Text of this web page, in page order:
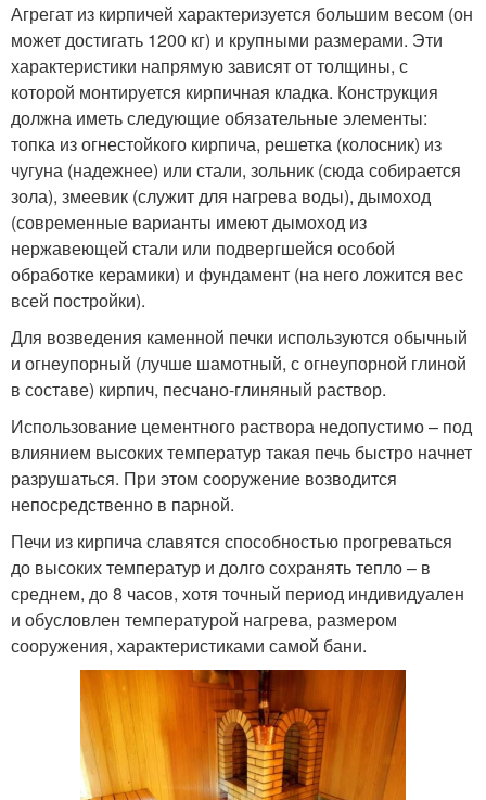
Агрегат из кирпичей характеризуется большим весом (он
может достигать 1200 кг) и крупными размерами. Эти
характеристики напрямую зависят от толщины, с
которой монтируется кирпичная кладка. Конструкция
должна иметь следующие обязательные элементы:
топка из огнестойкого кирпича, решетка (колосник) из
чугуна (надежнее) или стали, зольник (сюда собирается
зола), змеевик (служит для нагрева воды), дымоход
(современные варианты имеют дымоход из
нержавеющей стали или подвергшейся особой
обработке керамики) и фундамент (на него ложится вес
всей постройки).
Для возведения каменной печки используются обычный
и огнеупорный (лучше шамотный, с огнеупорной глиной
в составе) кирпич, песчано-глиняный раствор.
Использование цементного раствора недопустимо – под
влиянием высоких температур такая печь быстро начнет
разрушаться. При этом сооружение возводится
непосредственно в парной.
Печи из кирпича славятся способностью прогреваться
до высоких температур и долго сохранять тепло – в
среднем, до 8 часов, хотя точный период индивидуален
и обусловлен температурой нагрева, размером
сооружения, характеристиками самой бани.